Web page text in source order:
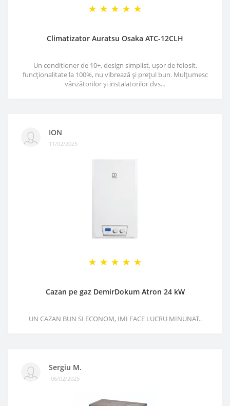
Climatizator Auratsu Osaka ATC-12CLH
Un conditioner de 10+, design simplist, ușor de folosit,
funcționalitate la 100%, nu vibrează și prețul bun. Mulțumesc
vânzătorilor și instalatorilor dvs...
ION
11/02/2025
Cazan pe gaz DemirDokum Atron 24 kW
UN CAZAN BUN SI ECONOM, IMI FACE LUCRU MINUNAT..
Sergiu M.
06/02/2025